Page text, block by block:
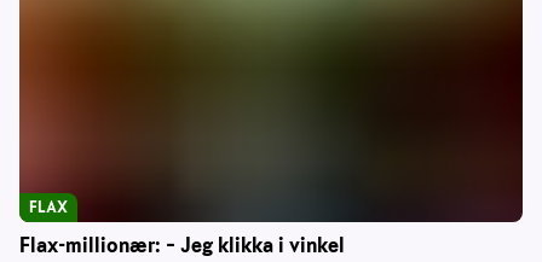
Flax-millionær: – Jeg klikka i vinkel
FLAX